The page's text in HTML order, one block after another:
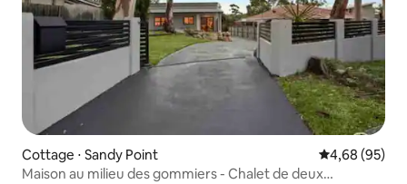
Cottage ⋅ Sandy Point Évaluation
4,68 (95)
Maison au milieu des gommiers - Chalet de deux